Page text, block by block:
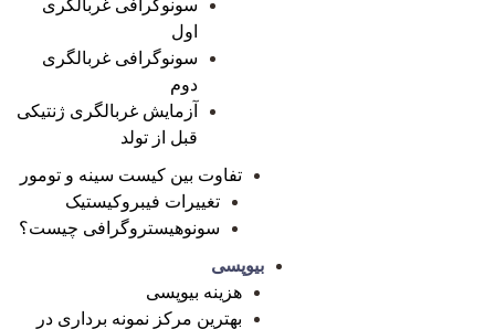
سونوگرافی غربالگری
اول
سونوگرافی غربالگری
دوم
آزمایش غربالگری ژنتیکی
قبل از تولد
تفاوت بین کیست سینه و تومور
تغییرات فیبروکیستیک
سونوهیستروگرافی چیست؟
بیوپسی
هزینه بیوپسی
بهترین مرکز نمونه برداری در